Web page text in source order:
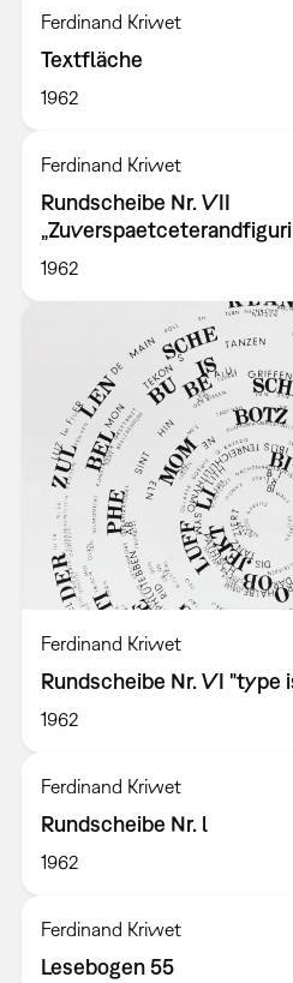
Ferdinand Kriwet
Textfläche
1962
Ferdinand Kriwet
Rundscheibe Nr. VII
1962
Ferdinand Kriwet
Rundscheibe Nr. VI "type
1962
Ferdinand Kriwet
Rundscheibe Nr. l
1962
Ferdinand Kriwet
Lesebogen 55